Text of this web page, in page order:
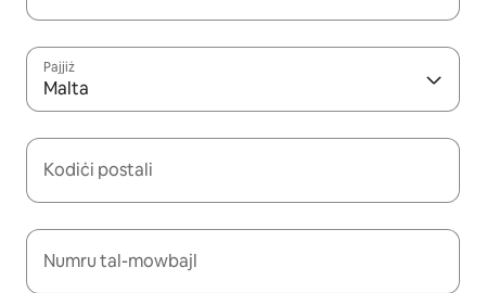
Pajjiż
Malta
Kodiċi postali
Numru tal-mowbajl